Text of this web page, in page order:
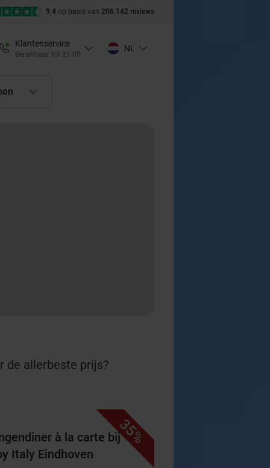
9,4 op basis van 206.142 reviews
Klantenservice
Bereikbaar tot 21:00
NL
de allerbeste prijs?
35%
à la carte bij
Italy Eindhoven